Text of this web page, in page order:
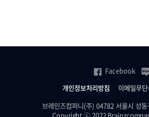
개인정보처리방침 이메일무
브레인즈컴퍼니(주) 04782 서울시 성
Facebook